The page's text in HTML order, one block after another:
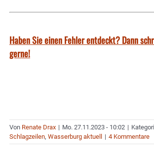
Haben Sie einen Fehler entdeckt? Dann
gerne!
Von Renate Drax | Mo. 27.11.2023 - 10:02 |
Schlagzeilen, Wasserburg aktuell | 4 Kommentare